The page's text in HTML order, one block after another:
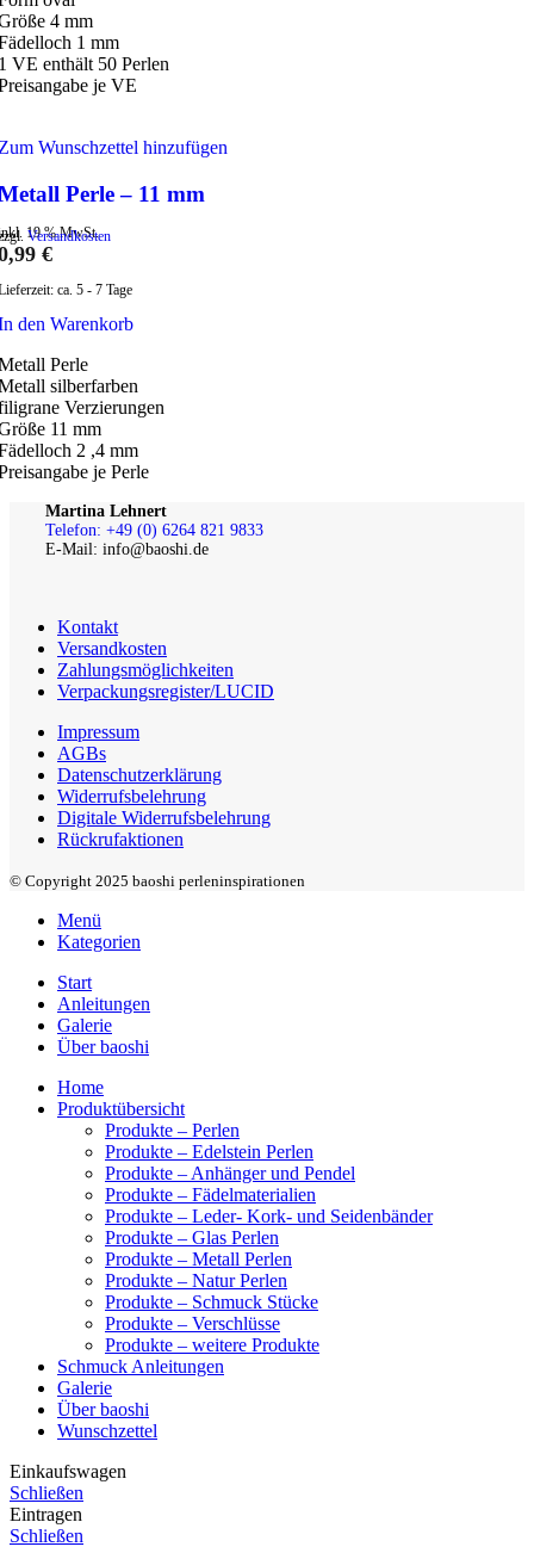
4 mm
1 mm
VE enthält 50 Perlen
je VE
Wunschzettel hinzufügen
Perle – 11 mm
19 % MwSt.
Versandkosten
€
ca. 5 - 7 Tage
den Warenkorb
Perle
silberfarben
Verzierungen
11 mm
2 ,4 mm
je Perle
Martina Lehnert
Telefon: +49 (0) 6264 821 9833
E-Mail: info@baoshi.de
Kontakt
Versandkosten
Zahlungsmöglichkeiten
Verpackungsregister/LUCID
Impressum
AGBs
Datenschutzerklärung
Widerrufsbelehrung
Digitale Widerrufsbelehrung
Rückrufaktionen
© Copyright 2025 baoshi perleninspirationen
Menü
Kategorien
Start
Anleitungen
Galerie
Über baoshi
Home
Produktübersicht
Produkte – Perlen
Produkte – Edelstein Perlen
Produkte – Anhänger und Pendel
Produkte – Fädelmaterialien
Produkte – Leder- Kork- und Seidenbänder
Produkte – Glas Perlen
Produkte – Metall Perlen
Produkte – Natur Perlen
Produkte – Schmuck Stücke
Produkte – Verschlüsse
Produkte – weitere Produkte
Schmuck Anleitungen
Galerie
Über baoshi
Wunschzettel
Einkaufswagen
Schließen
Eintragen
Schließen